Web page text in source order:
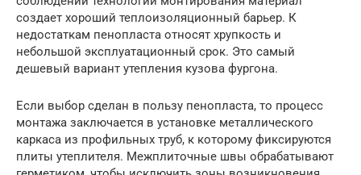
создает хороший теплоизоляционный барьер. К
недостаткам пенопласта относят хрупкость и
небольшой эксплуатационный срок. Это самый
дешевый вариант утепления кузова фургона.
Если выбор сделан в пользу пенопласта, то процесс
монтажа заключается в установке металлического
каркаса из профильных труб, к которому фиксируются
плиты утеплителя. Межплиточные швы обрабатывают